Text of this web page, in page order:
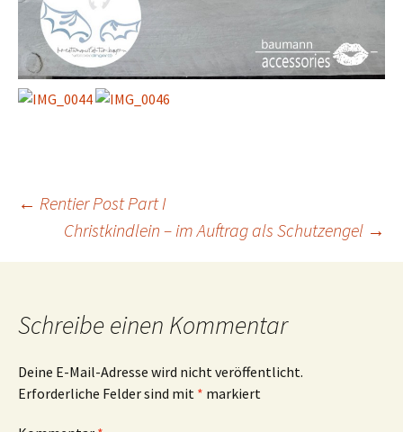
Beitrags-
Navigation
← Rentier Post Part I
Christkindlein – im Auftrag als Schutzengel →
Schreibe einen Kommentar
Deine E-Mail-Adresse wird nicht veröffentlicht.
Erforderliche Felder sind mit * markiert